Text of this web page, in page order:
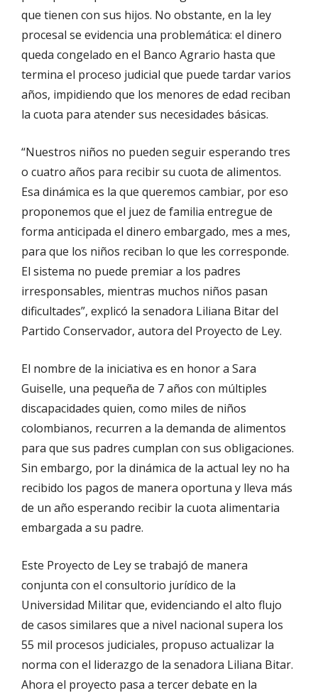
que tienen con sus hijos. No obstante, en la ley
procesal se evidencia una problemática: el dinero
queda congelado en el Banco Agrario hasta que
termina el proceso judicial que puede tardar varios
años, impidiendo que los menores de edad reciban
la cuota para atender sus necesidades básicas.
“Nuestros niños no pueden seguir esperando tres
o cuatro años para recibir su cuota de alimentos.
Esa dinámica es la que queremos cambiar, por eso
proponemos que el juez de familia entregue de
forma anticipada el dinero embargado, mes a mes,
para que los niños reciban lo que les corresponde.
El sistema no puede premiar a los padres
irresponsables, mientras muchos niños pasan
dificultades”, explicó la senadora Liliana Bitar del
Partido Conservador, autora del Proyecto de Ley.
El nombre de la iniciativa es en honor a Sara
Guiselle, una pequeña de 7 años con múltiples
discapacidades quien, como miles de niños
colombianos, recurren a la demanda de alimentos
para que sus padres cumplan con sus obligaciones.
Sin embargo, por la dinámica de la actual ley no ha
recibido los pagos de manera oportuna y lleva más
de un año esperando recibir la cuota alimentaria
embargada a su padre.
Este Proyecto de Ley se trabajó de manera
conjunta con el consultorio jurídico de la
Universidad Militar que, evidenciando el alto flujo
de casos similares que a nivel nacional supera los
55 mil procesos judiciales, propuso actualizar la
norma con el liderazgo de la senadora Liliana Bitar.
Ahora el proyecto pasa a tercer debate en la